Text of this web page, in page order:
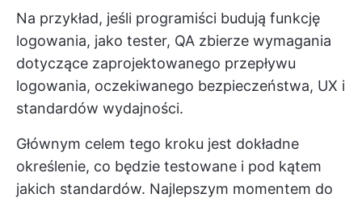
Na przykład, jeśli programiści budują funkcję
logowania, jako tester, QA zbierze wymagania
dotyczące zaprojektowanego przepływu
logowania, oczekiwanego bezpieczeństwa, UX i
standardów wydajności.
Głównym celem tego kroku jest dokładne
określenie, co będzie testowane i pod kątem
jakich standardów. Najlepszym momentem do